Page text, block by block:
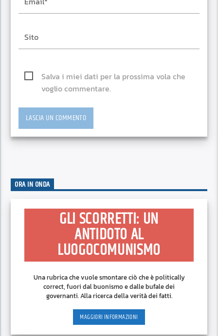
Salva i miei dati per la prossima vola che
voglio commentare.
ORA IN ONDA
GLI SCORRETTI: UN
ANTIDOTO AL
LUOGOCOMUNISMO
Una rubrica che vuole smontare ciò che è politically
correct, fuori dal buonismo e dalle bufale dei
governanti. Alla ricerca della verità dei fatti.
MAGGIORI INFORMAZIONI